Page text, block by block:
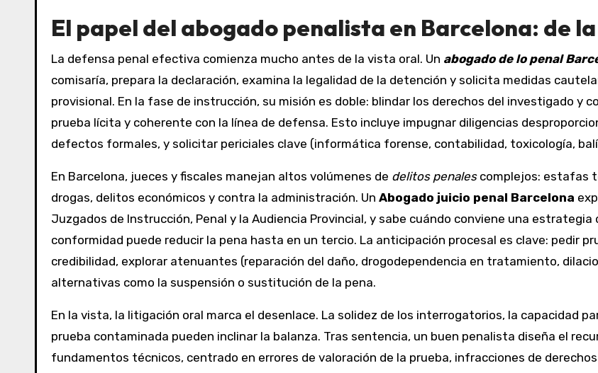
El papel del abogado penalista en Barcelona: de
La defensa penal efectiva comienza mucho antes de la vista oral. Un abogado de lo penal
comisaría, prepara la declaración, examina la legalidad de la detención y solicita medidas
provisional. En la fase de instrucción, su misión es doble: blindar los derechos del investigado y
prueba lícita y coherente con la línea de defensa. Esto incluye impugnar diligencias
defectos formales, y solicitar periciales clave (informática forense, contabilidad, toxicología,
En Barcelona, jueces y fiscales manejan altos volúmenes de delitos penalescomplejos: estafas
drogas, delitos económicos y contra la administración. Un Abogado juicio penal Barcelona
Juzgados de Instrucción, Penal y la Audiencia Provincial, y sabe cuándo conviene una
conformidad puede reducir la pena hasta en un tercio. La anticipación procesal es clave: pedir
credibilidad, explorar atenuantes (reparación del daño, drogodependencia en tratamiento,
alternativas como la suspensión o sustitución de la pena.
En la vista, la litigación oral marca el desenlace. La solidez de los interrogatorios, la capacidad
prueba contaminada pueden inclinar la balanza. Tras sentencia, un buen penalista diseña el
fundamentos técnicos, centrado en errores de valoración de la prueba, infracciones de